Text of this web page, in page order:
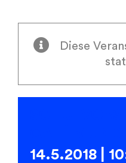
Diese
14.5.2018 |